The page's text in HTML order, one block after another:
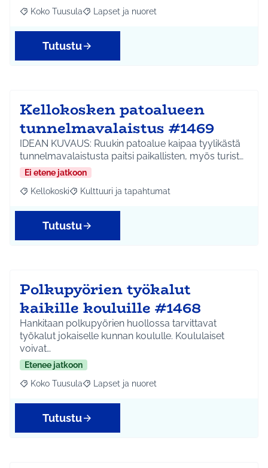
Rajaa tulokset aihepiirin mukaan: Koko Tuusula
Koko Tuusula Rajaa tulokset teeman mukaan: Lapset ja
Lapset ja nuoret
Tutustu
Kellokosken patoalueen
tunnelmavalaistus #1469
IDEAN KUVAUS: Ruukin patoalue kaipaa tyylikästä
tunnelmavalaistusta paitsi paikallisten, myös turist…
Ei etene jatkoon
Rajaa tulokset aihepiirin mukaan: Kellokoski
Kellokoski Rajaa tulokset teeman mukaan: Kulttuuri ja
Kulttuuri ja tapahtumat
Tutustu
Polkupyörien työkalut
kaikille kouluille #1468
Hankitaan polkupyörien huollossa tarvittavat
työkalut jokaiselle kunnan koululle. Koululaiset
voivat…
Etenee jatkoon
Rajaa tulokset aihepiirin mukaan: Koko Tuusula
Koko Tuusula Rajaa tulokset teeman mukaan: Lapset ja
Lapset ja nuoret
Tutustu